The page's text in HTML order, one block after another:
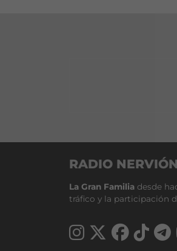
RADIO NERVIÓN
La Gran Familia desde
tráfico y la participación